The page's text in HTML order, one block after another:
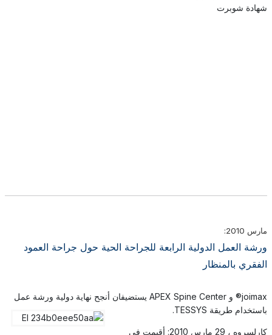
شهادة شوبرت
مارس 2010:
ورشة العمل الدولية الرابعة للجراحة الحية حول جراحة العمود
الفقري بالمنظار
joimax® و APEX Spine Center يستضيفان أنجح نهاية دولية
ورشة عمل
باستخدام طريقة TESSYS.
كارلسروه ، 29 مارس 2010: أقيمت في